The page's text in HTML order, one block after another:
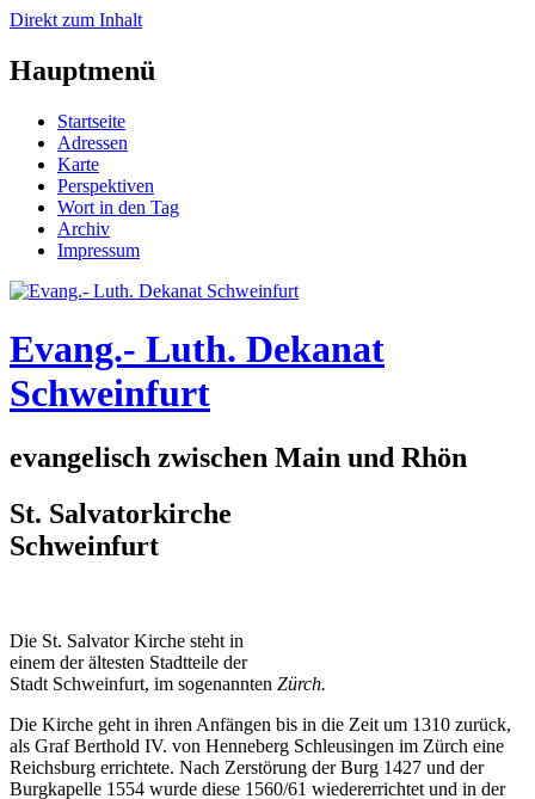
Direkt zum Inhalt
Hauptmenü
Startseite
Adressen
Karte
Perspektiven
Wort in den Tag
Archiv
Impressum
Evang.- Luth. Dekanat
Schweinfurt
evangelisch zwischen Main und Rhön
St. Salvatorkirche
Schweinfurt
Die St. Salvator Kirche steht in
einem der ältesten Stadtteile der
Stadt Schweinfurt, im sogenannten Zürch.
Die Kirche geht in ihren Anfängen bis in die Zeit um 1310 zurück,
als Graf Berthold IV. von Henneberg Schleusingen im Zürch eine
Reichsburg errichtete. Nach Zerstörung der Burg 1427 und der
Burgkapelle 1554 wurde diese 1560/61 wiedererrichtet und in der